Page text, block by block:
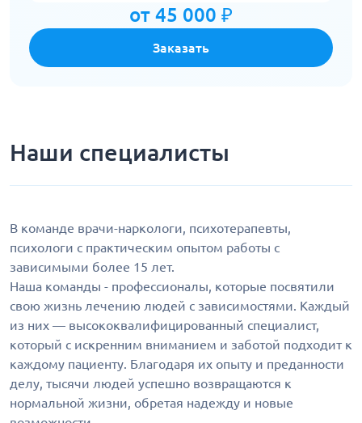
от 45 000 ₽
Заказать
Наши специалисты
В команде врачи-наркологи, психотерапевты,
психологи с практическим опытом работы с
зависимыми более 15 лет.
Наша команды - профессионалы, которые посвятили
свою жизнь лечению людей с зависимостями. Каждый
из них — высококвалифицированный специалист,
который с искренним вниманием и заботой подходит к
каждому пациенту. Благодаря их опыту и преданности
делу, тысячи людей успешно возвращаются к
нормальной жизни, обретая надежду и новые